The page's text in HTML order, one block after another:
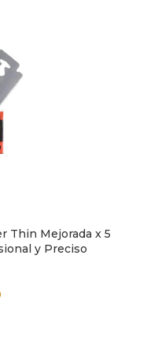
Thin Mejorada x 5
y Preciso